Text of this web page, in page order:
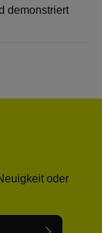
demonstriert
oder